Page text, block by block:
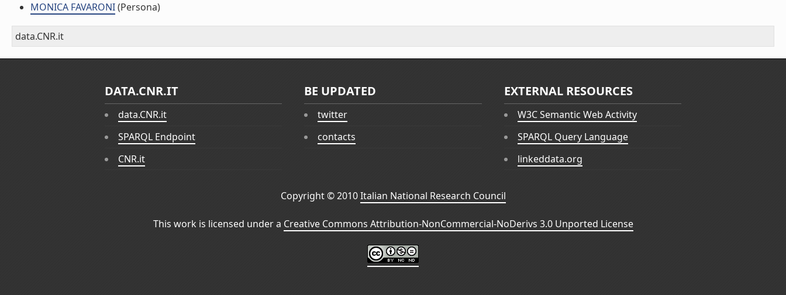
MONICA FAVARONI(Persona)
data.CNR.it
DATA.CNR.IT
data.CNR.it
SPARQL Endpoint
CNR.it
BE UPDATED
twitter
contacts
EXTERNAL RESOURCES
W3C Semantic Web Activity
SPARQL Query Language
linkeddata.org
Copyright © 2010Italian National Research Council
This work is licensed under a Creative Commons Attribution-NonCommercial-NoDerivs 3.0 Unported License